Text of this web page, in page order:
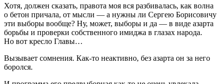
Хотя, должен сказать, правота моя вся разбивалась, как волна
о бетон причала, от мысли — а нужны ли Сергею Борисовичу
эти выборы вообще? Ну, может, выборы и да — в виде азарта
борьбы и проверки собственного имиджа в глазах народа.
Но вот кресло Главы…
Вызывает сомнения. Как-то неактивно, без азарта он за него
боролся.